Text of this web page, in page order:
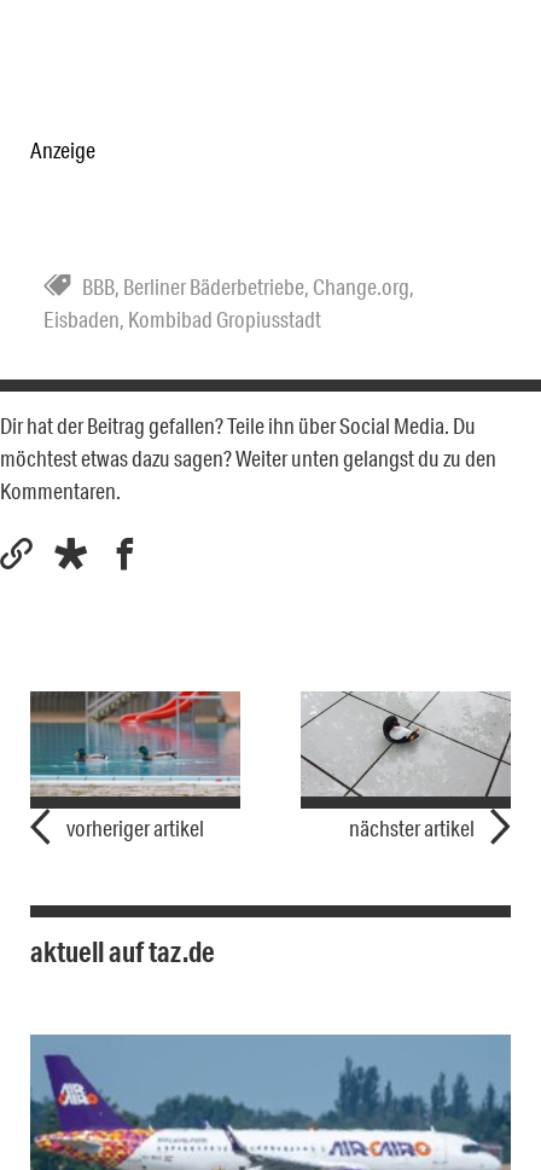
Anzeige
BBB, Berliner Bäderbetriebe, Change.org,
Eisbaden, Kombibad Gropiusstadt
Dir hat der Beitrag gefallen? Teile ihn über Social Media. Du
möchtest etwas dazu sagen? Weiter unten gelangst du zu den
Kommentaren.
vorheriger artikel nächster artikel
aktuell auf taz.de